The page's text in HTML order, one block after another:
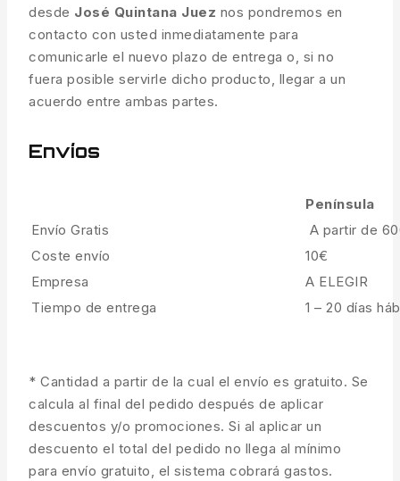
desde José Quintana Juez nos pondremos en
contacto con usted inmediatamente para
comunicarle el nuevo plazo de entrega o, si no
fuera posible servirle dicho producto, llegar a un
acuerdo entre ambas partes.
Envíos
Península
Envío Gratis
A partir de
Coste envío
10€
Empresa
A ELEGIR
Tiempo de entrega
1 – 20 días
* Cantidad a partir de la cual el envío es gratuito. Se
calcula al final del pedido después de aplicar
descuentos y/o promociones. Si al aplicar un
descuento el total del pedido no llega al mínimo
para envío gratuito, el sistema cobrará gastos.